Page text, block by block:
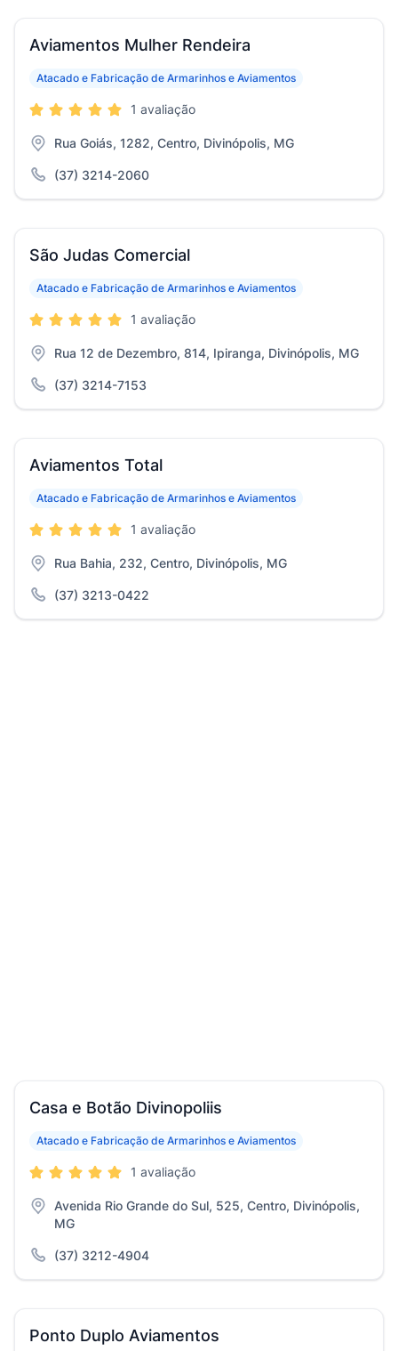
Aviamentos Mulher Rendeira
Atacado e Fabricação de Armarinhos e Aviamentos
1 avaliação
Rua Goiás, 1282, Centro, Divinópolis, MG
(37) 3214-2060
São Judas Comercial
Atacado e Fabricação de Armarinhos e Aviamentos
1 avaliação
Rua 12 de Dezembro, 814, Ipiranga, Divinópolis, MG
(37) 3214-7153
Aviamentos Total
Atacado e Fabricação de Armarinhos e Aviamentos
1 avaliação
Rua Bahia, 232, Centro, Divinópolis, MG
(37) 3213-0422
Casa e Botão Divinopoliis
Atacado e Fabricação de Armarinhos e Aviamentos
1 avaliação
Avenida Rio Grande do Sul, 525, Centro, Divinópolis,
MG
(37) 3212-4904
Ponto Duplo Aviamentos